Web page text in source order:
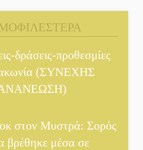
δράσεις-προθεσμίες
(ΣΥΝΕΧΗΣ
στον Μυστρά: Σορός
βρέθηκε μέσα σε